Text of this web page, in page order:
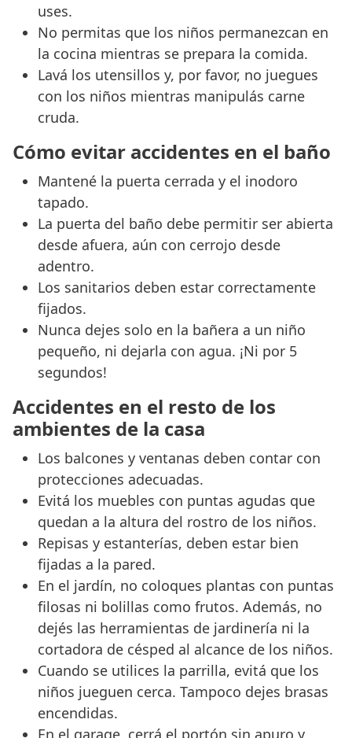
uses.
No permitas que los niños permanezcan en
la cocina mientras se prepara la comida.
Lavá los utensillos y, por favor, no juegues
con los niños mientras manipulás carne
cruda.
Cómo evitar accidentes en el baño
Mantené la puerta cerrada y el inodoro
tapado.
La puerta del baño debe permitir ser abierta
desde afuera, aún con cerrojo desde
adentro.
Los sanitarios deben estar correctamente
fijados.
Nunca dejes solo en la bañera a un niño
pequeño, ni dejarla con agua. ¡Ni por 5
segundos!
Accidentes en el resto de los
ambientes de la casa
Los balcones y ventanas deben contar con
protecciones adecuadas.
Evitá los muebles con puntas agudas que
quedan a la altura del rostro de los niños.
Repisas y estanterías, deben estar bien
fijadas a la pared.
En el jardín, no coloques plantas con puntas
filosas ni bolillas como frutos. Además, no
dejés las herramientas de jardinería ni la
cortadora de césped al alcance de los niños.
Cuando se utilices la parrilla, evitá que los
niños jueguen cerca. Tampoco dejes brasas
encendidas.
En el garage, cerrá el portón sin apuro y